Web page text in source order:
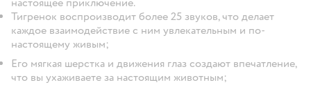
Тигренок воспроизводит более 25 звуков, что делает
каждое взаимодействие с ним увлекательным и по-
настоящему живым;
Его мягкая шерстка и движения глаз создают впечатление,
что вы ухаживаете за настоящим животным;